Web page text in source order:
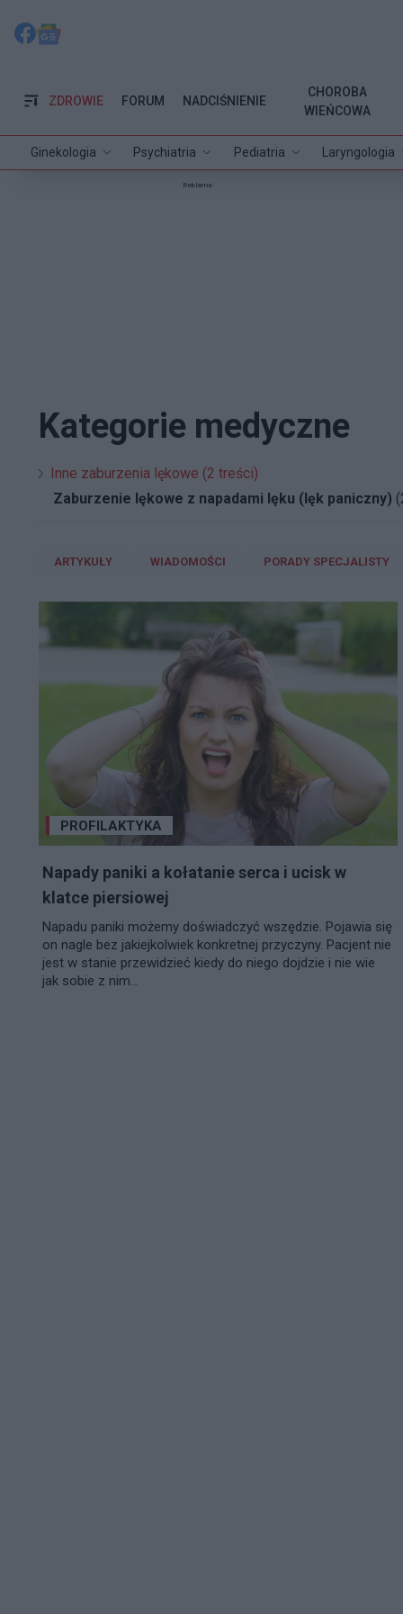
ZDROWIE
Ginekologia Psychiatria Pediatria Laryngologia
FORUM NADCIŚNIENIE
CHOROBA
WIEŃCOWA
Reklama:
Kategorie medyczne
Inne zaburzenia lękowe (2 treści)
Zaburzenie lękowe z napadami lęku (lęk paniczny)
ARTYKUŁY WIADOMOŚCI PORADY SPECJALISTY
PROFILAKTYKA
Napady paniki a kołatanie serca i ucisk w
klatce piersiowej
Napadu paniki możemy doświadczyć wszędzie. Pojawia się
on nagle bez jakiejkolwiek konkretnej przyczyny. Pacjent nie
jest w stanie przewidzieć kiedy do niego dojdzie i nie wie
jak sobie z nim...